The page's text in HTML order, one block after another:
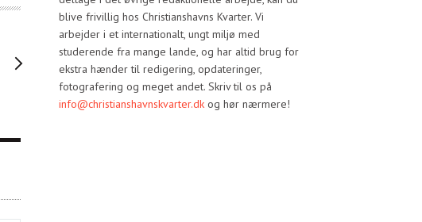
blive frivillig hos Christianshavns Kvarter. Vi
arbejder i et internationalt, ungt miljø med
studerende fra mange lande, og har altid brug for
ekstra hænder til redigering, opdateringer,
fotografering og meget andet. Skriv til os på
info@christianshavnskvarter.dkog hør nærmere!